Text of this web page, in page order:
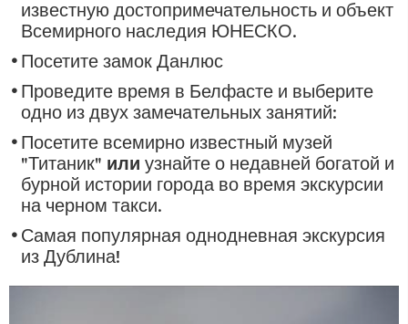
известную достопримечательность и объект
Всемирного наследия ЮНЕСКО.
Посетите замок Данлюс
Проведите время в Белфасте и выберите
одно из двух замечательных занятий:
Посетите всемирно известный музей
"Титаник" или узнайте о недавней богатой и
бурной истории города во время экскурсии
на черном такси.
Самая популярная однодневная экскурсия
из Дублина!